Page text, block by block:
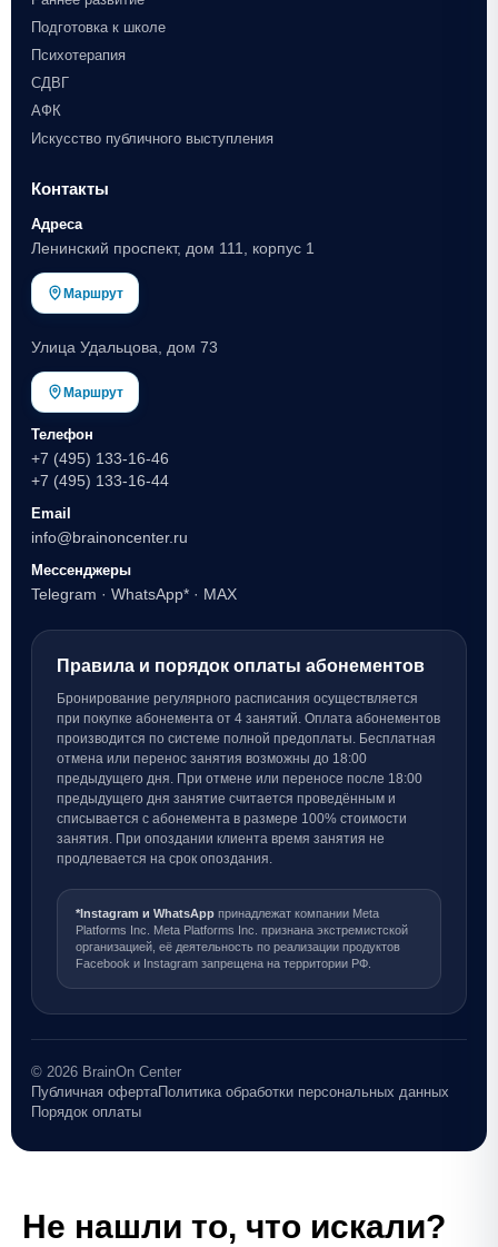
Подготовка к школе
Психотерапия
СДВГ
АФК
Искусство публичного выступления
Контакты
Адреса
Ленинский проспект, дом 111, корпус 1
Маршрут
Улица Удальцова, дом 73
Маршрут
Телефон
+7 (495) 133-16-46
+7 (495) 133-16-44
Email
info@brainoncenter.ru
Мессенджеры
Telegram · WhatsApp* · MAX
Правила и порядок оплаты абонементов
Бронирование регулярного расписания осуществляется
при покупке абонемента от 4 занятий. Оплата абонементов
производится по системе полной предоплаты. Бесплатная
отмена или перенос занятия возможны до 18:00
предыдущего дня. При отмене или переносе после 18:00
предыдущего дня занятие считается проведённым и
списывается с абонемента в размере 100% стоимости
занятия. При опоздании клиента время занятия не
продлевается на срок опоздания.
*Instagram и WhatsApp принадлежат компании Meta
Platforms Inc. Meta Platforms Inc. признана экстремистской
организацией, её деятельность по реализации продуктов
Facebook и Instagram запрещена на территории РФ.
© 2026 BrainOn Center
Публичная офертаПолитика обработки персональных данных
Порядок оплаты
Не нашли то, что искали?